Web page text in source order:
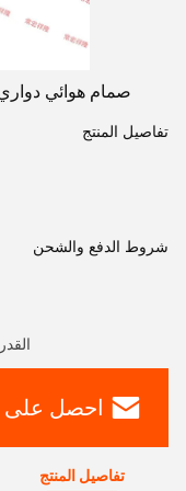
صمام هوائي
تفاصيل المنتج
شروط الدفع والشحن
احصل على
تفاصيل المنتج